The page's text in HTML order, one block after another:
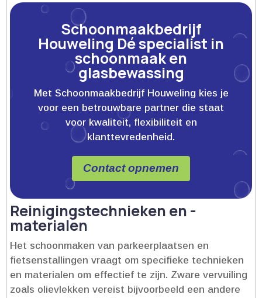
Schoonmaakbedrijf
Houweling Dé specialist in
schoonmaak en
glasbewassing
Met Schoonmaakbedrijf Houweling kies je
voor een betrouwbare partner die staat
voor kwaliteit, flexibiliteit en
klanttevredenheid.
Contact opnemen
Reinigingstechnieken en -
materialen
Het schoonmaken van parkeerplaatsen en
fietsenstallingen vraagt om specifieke technieken
en materialen om effectief te zijn.​ Zware vervuiling
zoals olievlekken vereist bijvoorbeeld een andere